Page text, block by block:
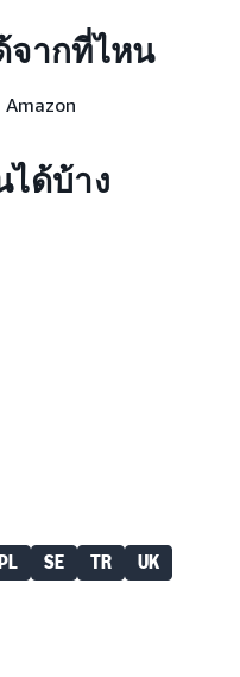
จากที่ไหน
ได้บ้าง
SE TR UK